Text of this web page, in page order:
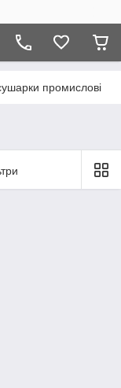
промислові